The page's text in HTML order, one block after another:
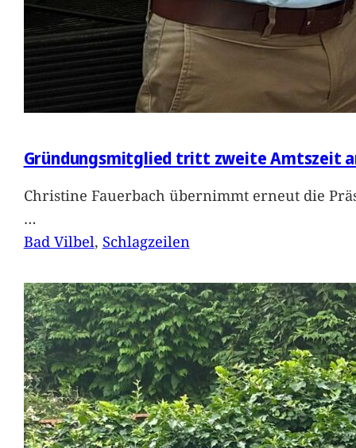
Gründungsmitglied tritt zweite Amtszeit
Christine Fauerbach übernimmt erneut die
…
Bad Vilbel, Schlagzeilen